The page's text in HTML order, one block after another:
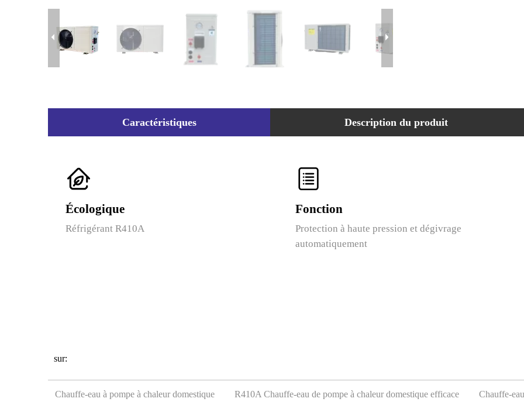
Caractéristiques Description du produit
Écologique
Réfrigérant R410A
Fonction
Protection à haute pression et dégivrage
automatiquement
sur:
Chauffe-eau à pompe à chaleur domestique R410A Chauffe-eau de pompe à chaleur domestique efficace
Chauffe-